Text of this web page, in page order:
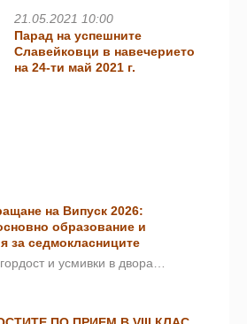
21.05.2021 10:00
Парад на успешните
Славейковци в навечерието
на 24-ти май 2021 г.
на Випуск 2026:
образование и
за седмокласниците
и усмивки в двора…